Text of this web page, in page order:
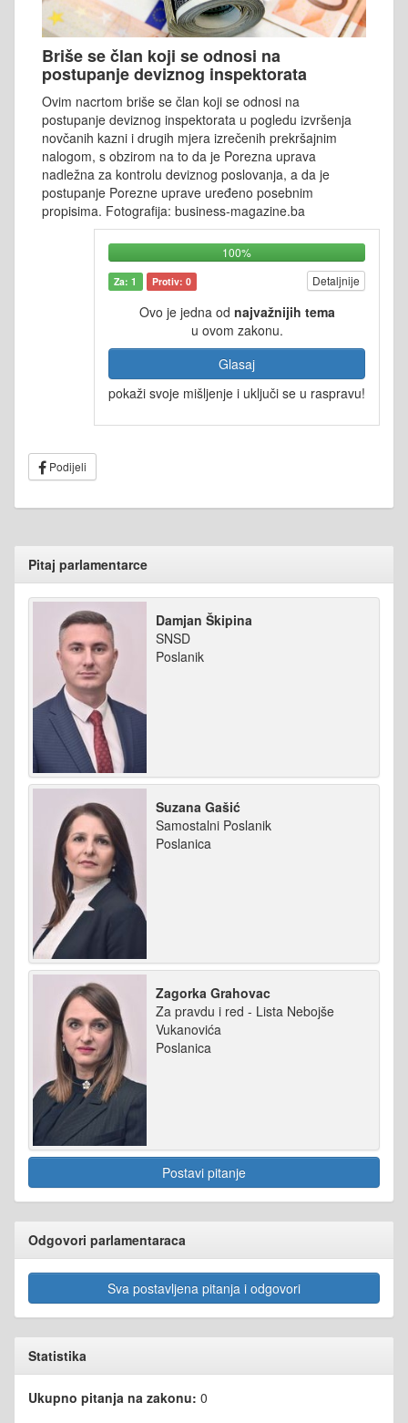
Briše se član koji se odnosi na
postupanje deviznog inspektorata
Ovim nacrtom briše se član koji se odnosi na
postupanje deviznog inspektorata u pogledu izvršenja
novčanih kazni i drugih mjera izrečenih prekršajnim
nalogom, s obzirom na to da je Porezna uprava
nadležna za kontrolu deviznog poslovanja, a da je
postupanje Porezne uprave uređeno posebnim
propisima. Fotografija: business-magazine.ba
100%
Za: 1 Protiv: 0 Detaljnije
Ovo je jedna od najvažnijih tema
u ovom zakonu.
Glasaj
pokaži svoje mišljenje i uključi se u raspravu!
Podijeli
Pitaj parlamentarce
Damjan Škipina
SNSD
Poslanik
Suzana Gašić
Samostalni Poslanik
Poslanica
Zagorka Grahovac
Za pravdu i red - Lista Nebojše
Vukanovića
Poslanica
Postavi pitanje
Odgovori parlamentaraca
Sva postavljena pitanja i odgovori
Statistika
Ukupno pitanja na zakonu: 0